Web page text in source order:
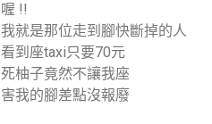
喔 !!
我就是那位走到腳快斷掉的人
看到座taxi只要70元
死柚子竟然不讓我座
害我的腳差點沒報廢